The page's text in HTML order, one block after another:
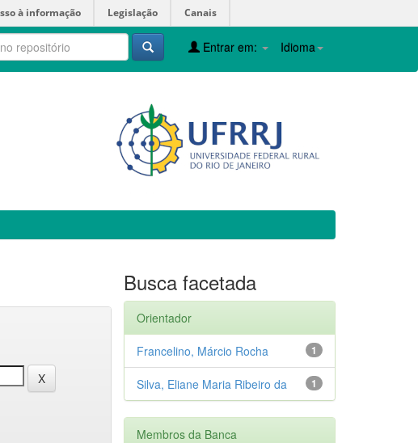
à informação Legislação Canais
Idioma
Entrar em:
Busca facetada
Orientador
1
Francelino, Márcio Rocha
1
Silva, Eliane Maria Ribeiro da
Membros da Banca